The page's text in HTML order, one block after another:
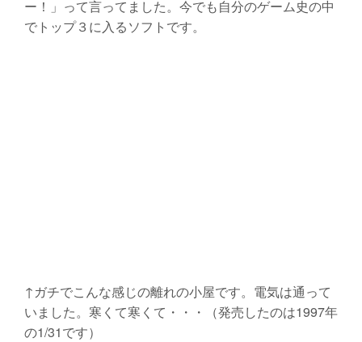
ー！」って言ってました。今でも自分のゲーム史の中
でトップ３に入るソフトです。
↑ガチでこんな感じの離れの小屋です。電気は通って
いました。寒くて寒くて・・・（発売したのは1997年
の1/31です）